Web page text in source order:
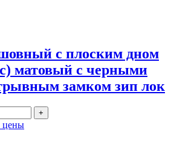
с плоским дном
матовый с черными
замком зип лок
цены